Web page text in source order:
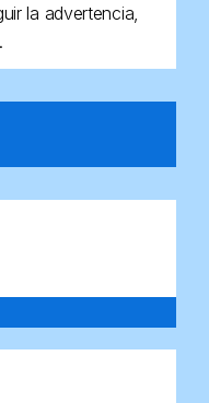
la advertencia,